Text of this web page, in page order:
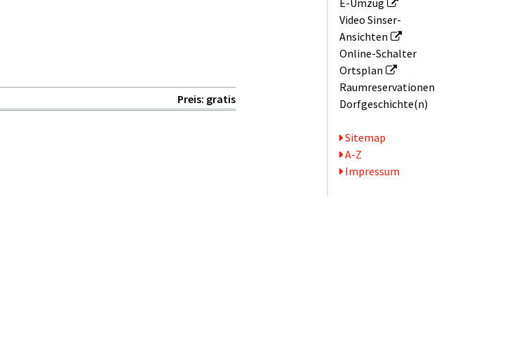
Video Sinser-
Ansichten
Online-Schalter
Ortsplan
Raum­reservationen
Dorfgeschichte(n)
Serviceseiten
Sitemap
A-Z
Impressum
Preis: gratis